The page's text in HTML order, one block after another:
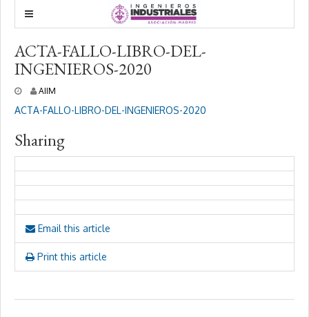
ACTA-FALLO-LIBRO-DEL-
INGENIEROS-2020
i
i
e
b
r
0
2
0
AIIM
ACTA-FALLO-LIBRO-DEL-INGENIEROS-2020
Sharing
Email this article
Print this article